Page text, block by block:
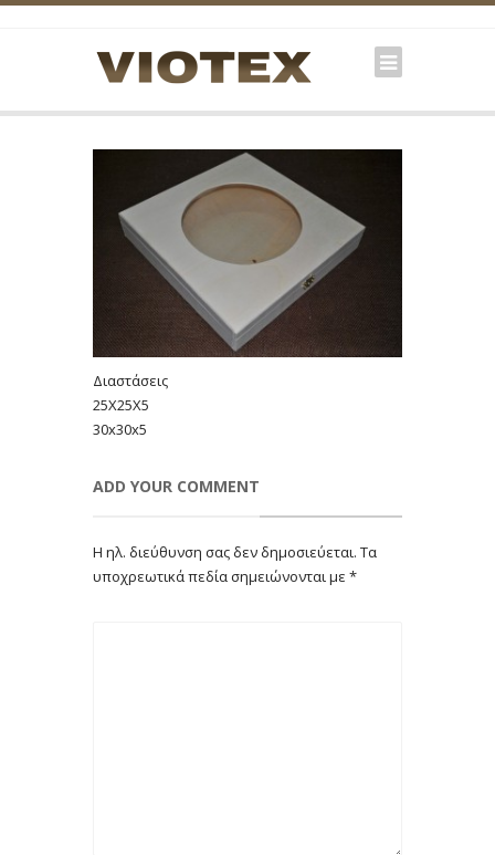
Διαστάσεις
25X25X5
30x30x5
ADD YOUR COMMENT
Η ηλ. διεύθυνση σας δεν δημοσιεύεται. Τα
υποχρεωτικά πεδία σημειώνονται με *